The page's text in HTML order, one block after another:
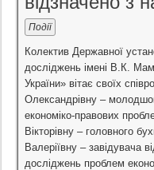
Події
Колектив Державної
досліджень імені В.К.
України» вітає своїх
Олександрівну –
економіко-правових
Вікторівну – головного
Валеріївну – завідувача
досліджень проблем